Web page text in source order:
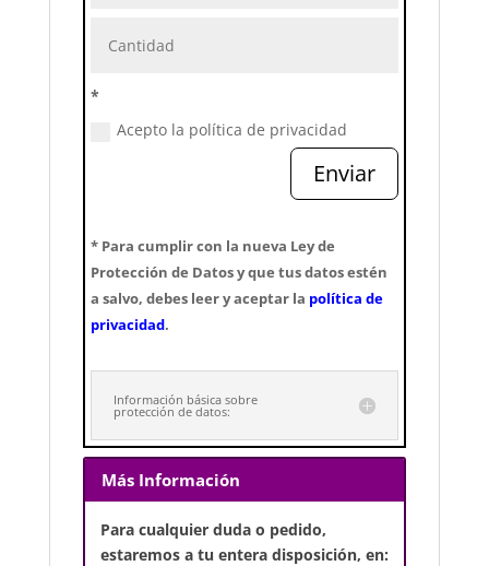
*
Acepto la política de privacidad
Enviar
* Para cumplir con la nueva Ley de
Protección de Datos y que tus datos estén
a salvo, debes leer y aceptar la política de
privacidad.
Información básica sobre
protección de datos:
Más Información
Para cualquier duda o pedido,
estaremos a tu entera disposición, en: